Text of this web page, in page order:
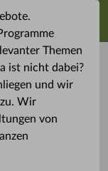
Themen
ist nicht dabei?
und wir
Wir
von